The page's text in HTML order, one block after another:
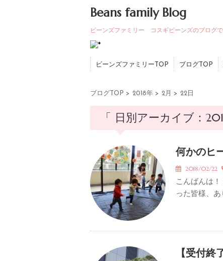
Beans family Blog
ビーンズファミリー コスギビーンズのブログ
ビーンズファミリーTOP ブログTOP
ブログTOP > 2018年 > 2月 > 22日
「 日別アーカイブ：
何かのヒ
2018/02/22
こんばんは
った皆様、
【受付終